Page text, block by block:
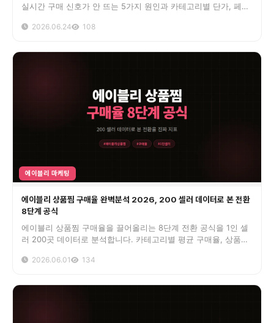
실시간 구매 신호가 안 뜨는 5가지 원인과 카테고리별 단가, 페널
2026.06.24 108
에이블리 마케팅
에이블리 상품찜 구매율 완벽분석 2026, 200 셀러 데이터로 본 전환
8단계 공식
에이블리 상품찜 구매율을 끌어올리는 8단계 전환 공식을 1인 셀
러 200곳 데이터로 분석합니다. 카테고리별 평균 구매율, 상품찜
했습니다.
2026.06.01 134